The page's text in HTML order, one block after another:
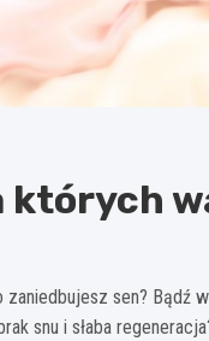
których
sen? Bądź
snu i słaba